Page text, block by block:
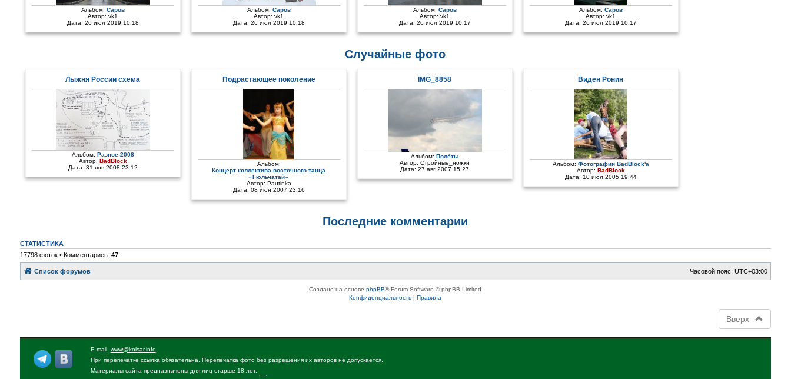
Альбом: Саров
Автор:vk1
Дата: 26 июл 2019 10:18
Альбом: Саров
Автор:vk1
Дата: 26 июл 2019 10:18
Альбом: Саров
Автор:vk1
Дата: 26 июл 2019 10:17
Альбом: Саров
Автор:vk1
Дата: 26 июл 2019 10:17
Случайные фото
Лыжня России схема
Альбом: Разное-2008
Автор: BadBlock
Дата: 31 янв 2008 23:12
Подрастающее поколение
Альбом:
Концерт коллектива восточного танца
«Гюльчатай»
Автор: Pautinka
Дата: 08 июн 2007 23:16
IMG_8858
Альбом: Полёты
Автор:Стройные_ножки
Дата: 27 авг 2007 15:27
Виден Ронин
Альбом: Фотографии BadBlock'a
Автор: BadBlock
Дата: 10 июл 2005 19:44
Последние комментарии
СТАТИСТИКА
17798 фоток • Комментариев: 47
Список форумов Часовой пояс:UTC+03:00
Создано на основеphpBB® Forum Software © phpBB Limited
Конфиденциальность |Правила
Вверх
E-mail: www@kolsar.info
При перепечатке ссылка обязательна. Перепечатка фото без разрешения их авторов не допускается.
Материалы сайта предназначены для лиц старше 18 лет.